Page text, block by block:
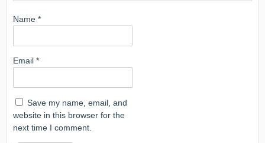
Name*
Email*
Save my name, email, and
website in this browser for the
next time I comment.